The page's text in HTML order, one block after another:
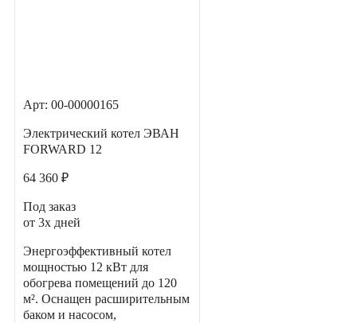
Арт: 00-00000165
Электрический котел ЭВАН
FORWARD 12
64 360 ₽
Под заказ
от 3х дней
Энергоэффективный котел
мощностью 12 кВт для
обогрева помещений до 120
м². Оснащен расширительным
баком и насосом,